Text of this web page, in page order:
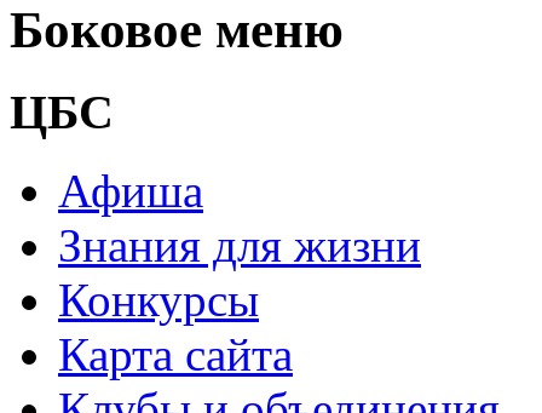
Боковое меню
ЦБС
Афиша
Знания для жизни
Конкурсы
Карта сайта